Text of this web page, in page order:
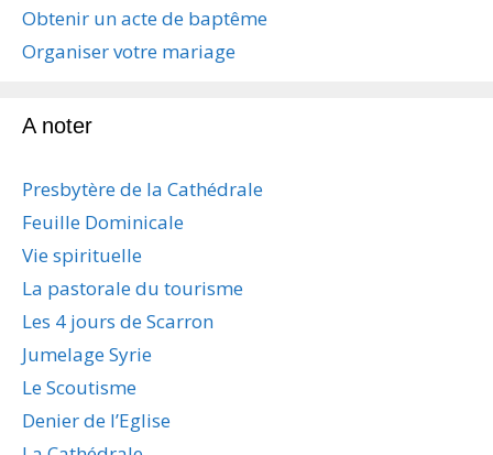
e
s
t
l
e
s
Obtenir un acte de baptême
Organiser votre mariage
A noter
Presbytère de la Cathédrale
Feuille Dominicale
Vie spirituelle
La pastorale du tourisme
Les 4 jours de Scarron
Jumelage Syrie
Le Scoutisme
Denier de l’Eglise